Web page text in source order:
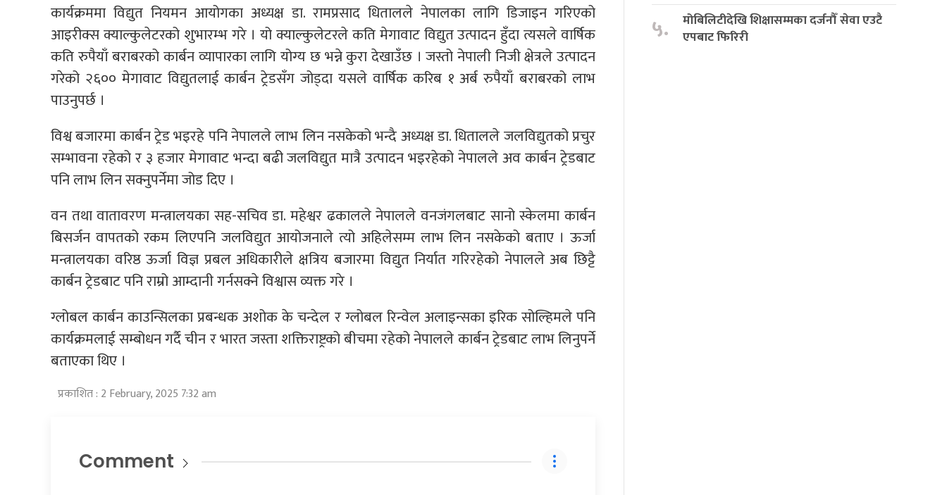
कार्यक्रममा विद्युत नियमन आयोगका अध्यक्ष डा. रामप्रसाद धितालले नेपालका लागि डिजाइन गरिएको
आइरीक्स क्याल्कुलेटरको शुभारम्भ गरे । यो क्याल्कुलेटरले कति मेगावाट विद्युत उत्पादन हुँदा त्यसले वार्षिक
कति रुपैयाँ बराबरको कार्बन व्यापारका लागि योग्य छ भन्ने कुरा देखाउँछ । जस्तो नेपाली निजी क्षेत्रले उत्पादन
गरेको २६०० मेगावाट विद्युतलाई कार्बन ट्रेडसँग जोड्दा यसले वार्षिक करिब १ अर्ब रुपैयाँ बराबरको लाभ
पाउनुपर्छ ।
विश्व बजारमा कार्बन ट्रेड भइरहे पनि नेपालले लाभ लिन नसकेको भन्दै अध्यक्ष डा. धितालले जलविद्युतको प्रचुर
सम्भावना रहेको र ३ हजार मेगावाट भन्दा बढी जलविद्युत मात्रै उत्पादन भइरहेको नेपालले अव कार्बन ट्रेडबाट
पनि लाभ लिन सक्नुपर्नेमा जोड दिए ।
वन तथा वातावरण मन्त्रालयका सह-सचिव डा. महेश्वर ढकालले नेपालले वनजंगलबाट सानो स्केलमा कार्बन
बिसर्जन वापतको रकम लिएपनि जलविद्युत आयोजनाले त्यो अहिलेसम्म लाभ लिन नसकेको बताए । ऊर्जा
मन्त्रालयका वरिष्ठ ऊर्जा विज्ञ प्रबल अधिकारीले क्षत्रिय बजारमा विद्युत निर्यात गरिरहेको नेपालले अब छिट्टै
कार्बन ट्रेडबाट पनि राम्रो आम्दानी गर्नसक्ने विश्वास व्यक्त गरे ।
ग्लोबल कार्बन काउन्सिलका प्रबन्धक अशोक के चन्देल र ग्लोबल रिन्वेल अलाइन्सका इरिक सोल्हिमले पनि
कार्यक्रमलाई सम्बोधन गर्दै चीन र भारत जस्ता शक्तिराष्ट्रको बीचमा रहेको नेपालले कार्बन ट्रेडबाट लाभ लिनुपर्ने
बताएका थिए ।
प्रकाशित : 2 February, 2025 7:32 am
Comment
५.
मोबिलिटीदेखि शिक्षासम्मका दर्जनौँ सेवा एउटै
एपबाट फिरिरी